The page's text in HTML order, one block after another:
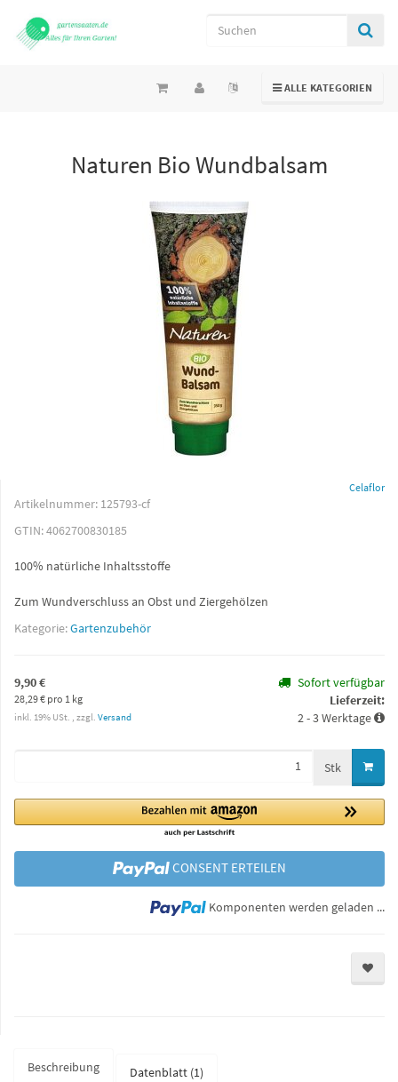
TOGGLE NAVIGATION
ALLE KATEGORIEN
Naturen Bio Wundbalsam
Celaflor
Artikelnummer: 125793-cf
GTIN:4062700830185
100% natürliche Inhaltsstoffe
Zum Wundverschluss an Obst und Ziergehölzen
Kategorie:Gartenzubehör
9,90 €
28,29 € pro 1 kg
inkl. 19% USt. , zzgl. Versand
Sofort verfügbar
Lieferzeit:
2 - 3 Werktage
Stk
CONSENT ERTEILEN
Komponenten werden geladen ...
Beschreibung Datenblatt (1)